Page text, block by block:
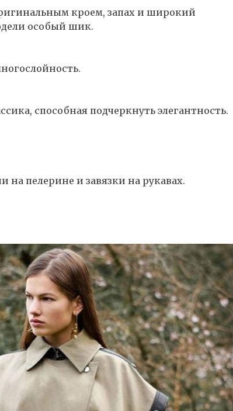
кроем, запах и широкий
особый шик.
способная подчеркнуть элегантность.
пелерине и завязки на рукавах.